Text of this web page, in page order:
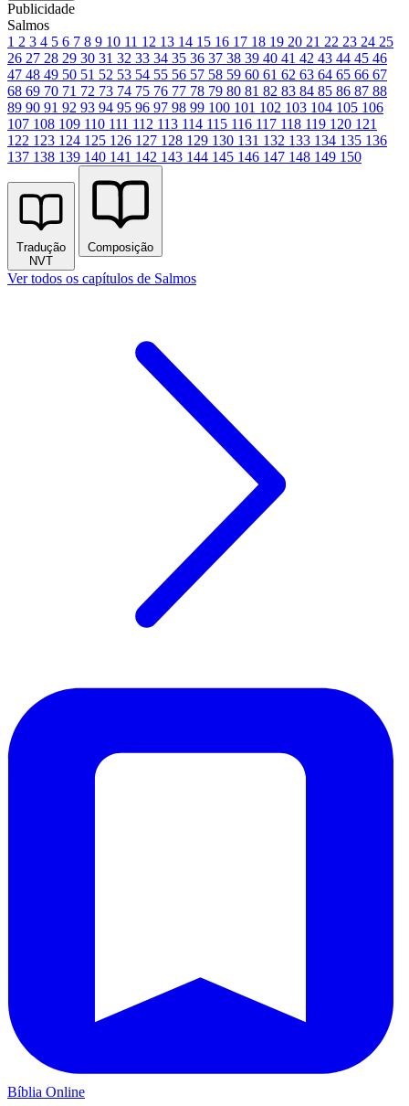
Publicidade
Salmos
1 2 3 4 5 6 7 8 9 10 11 12 13 14 15 16 17 18 19 20 21 22 23 24 25
26 27 28 29 30 31 32 33 34 35 36 37 38 39 40 41 42 43 44 45 46
47 48 49 50 51 52 53 54 55 56 57 58 59 60 61 62 63 64 65 66 67
68 69 70 71 72 73 74 75 76 77 78 79 80 81 82 83 84 85 86 87 88
89 90 91 92 93 94 95 96 97 98 99 100 101 102 103 104 105 106
107 108 109 110 111 112 113 114 115 116 117 118 119 120 121
122 123 124 125 126 127 128 129 130 131 132 133 134 135 136
137 138 139 140 141 142 143 144 145 146 147 148 149 150
Tradução
NVT
Composição
Ver todos os capítulos de Salmos
Bíblia Online